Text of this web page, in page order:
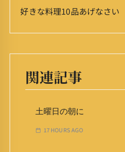
好きな料理10品あげなさい
関連記事
土曜日の朝に
17 HOURS AGO